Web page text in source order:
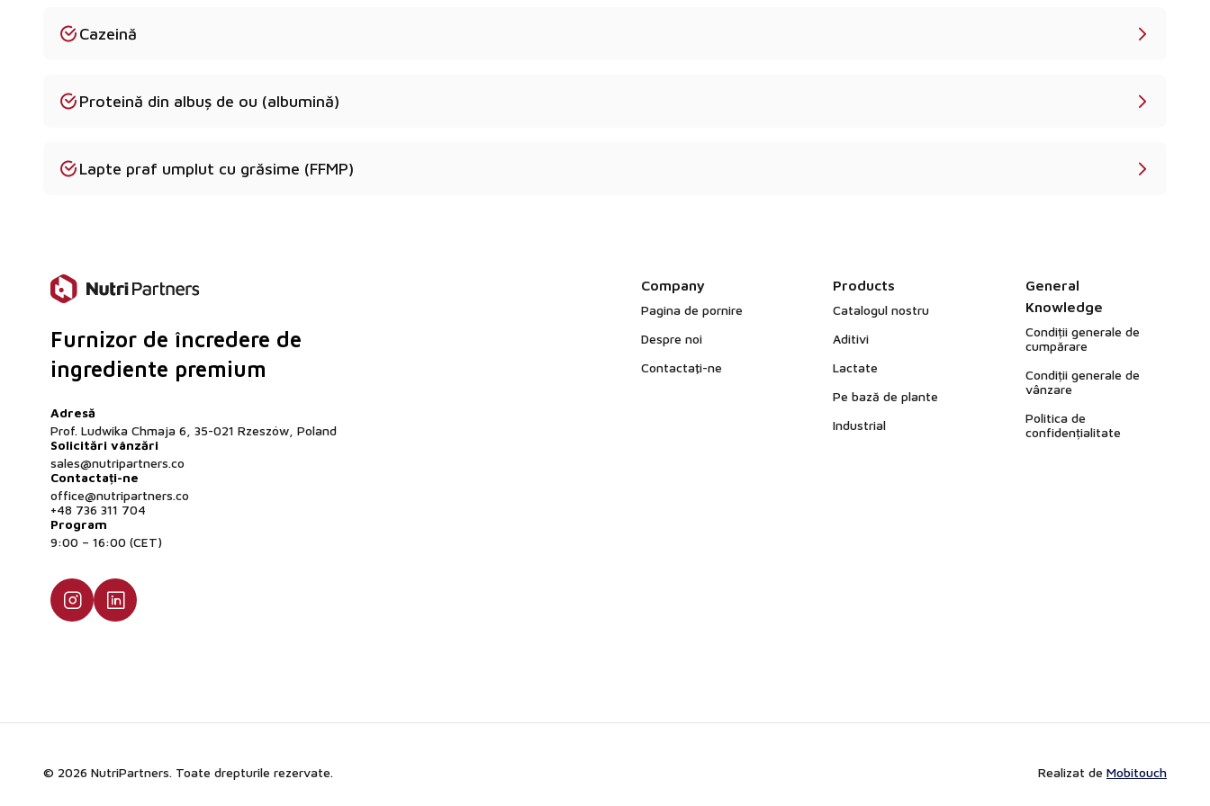
final.
A se păstra într-un mediu uscat sub 25°C.
Cazeină
Proteină din albuș de ou (albumină)
Lapte praf umplut cu grăsime (FFMP)
Furnizor de încredere de
ingrediente premium
Adresă
Prof. Ludwika Chmaja 6, 35-021 Rzeszów, Poland
Solicitări vânzări
sales@nutripartners.co
Contactați-ne
office@nutripartners.co
+48 736 311 704
Program
9:00 – 16:00 (CET)
Company
Pagina de pornire
Despre noi
Contactaţi-ne
Products
Catalogul nostru
Aditivi
Lactate
Pe bază de plante
Industrial
General
Knowledge
Condiții generale de
cumpărare
Condiții generale de
vânzare
Politica de
confidențialitate
© 2026 NutriPartners. Toate drepturile rezervate. Realizat de Mobitouch